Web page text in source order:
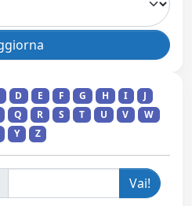
D E F G H I
J
Q R S T U V
W
Y Z